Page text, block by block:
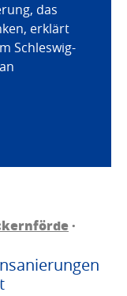
das
erklärt
Schleswig-
·